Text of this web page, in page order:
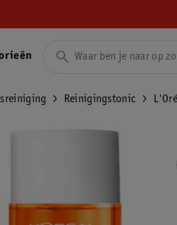
Reinigingstonic